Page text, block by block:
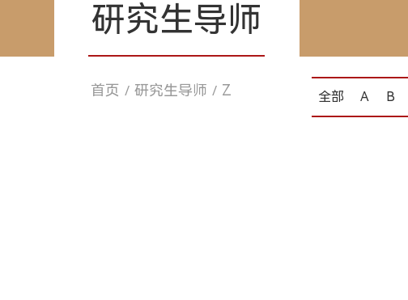
研究生导师
首页 / 研究生导师 / Z 全部 A B